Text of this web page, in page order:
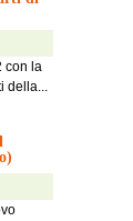
con la
della...